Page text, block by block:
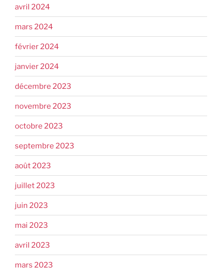
avril 2024
mars 2024
février 2024
janvier 2024
décembre 2023
novembre 2023
octobre 2023
septembre 2023
août 2023
juillet 2023
juin 2023
mai 2023
avril 2023
mars 2023